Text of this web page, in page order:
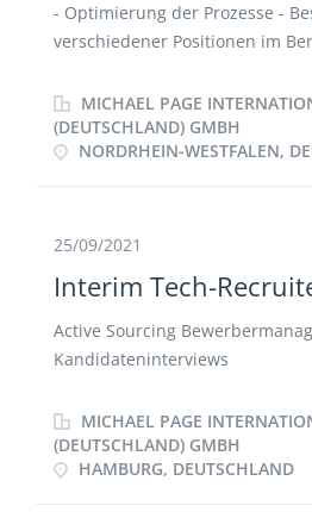
- Optimierung der Prozesse -
verschiedener Positionen im
MICHAEL PAGE
(DEUTSCHLAND) GMBH
NORDRHEIN-WESTFALEN,
25/09/2021
Interim Tech-
Active Sourcing
Kandidateninterviews
MICHAEL PAGE
(DEUTSCHLAND) GMBH
HAMBURG, DEUTSCHLAND